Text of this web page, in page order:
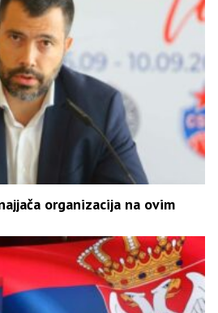
organizacija na ovim